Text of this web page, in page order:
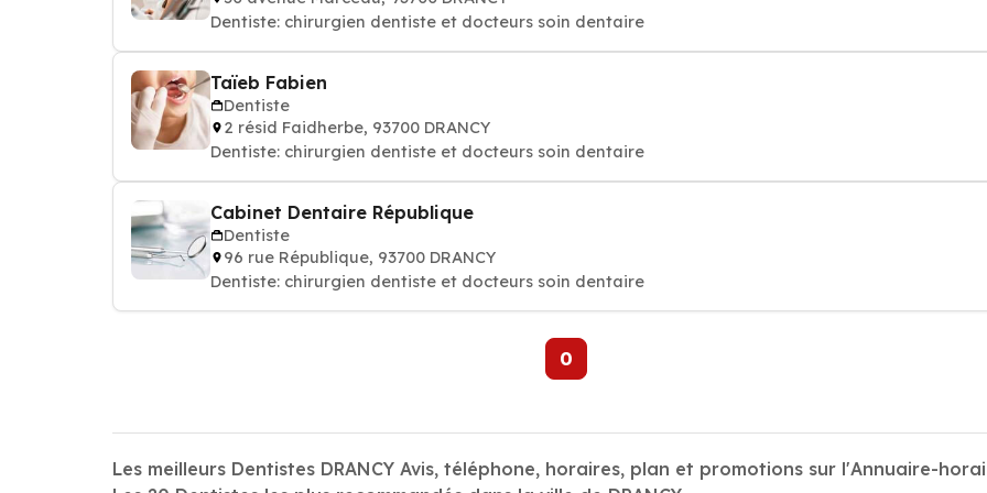
Dentiste: chirurgien dentiste et docteurs soin dentaire
Taïeb Fabien
Dentiste
2 résid Faidherbe, 93700 DRANCY
Dentiste: chirurgien dentiste et docteurs soin dentaire
Cabinet Dentaire République
Dentiste
96 rue République, 93700 DRANCY
Dentiste: chirurgien dentiste et docteurs soin dentaire
0
Les meilleurs Dentistes DRANCY Avis, téléphone, horaires, plan et promotions sur l'Annuaire-